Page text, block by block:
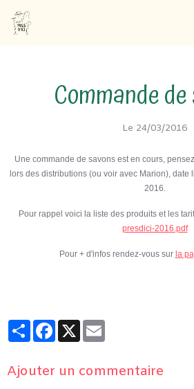
Commande
Le 24/03/2016
Une commande de savons est en cours,
lors des distributions (ou voir avec Marion), date
2016.
Pour rappel voici la liste des produits et les
presdici-2016.pdf
Pour + d'infos rendez-vous sur la
PartagerFacebook
X
Ajouter un commentaire